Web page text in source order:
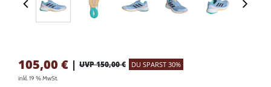
105,00 € | UVP 150,00 € DU SPARST 30%
inkl. 19 % MwSt.